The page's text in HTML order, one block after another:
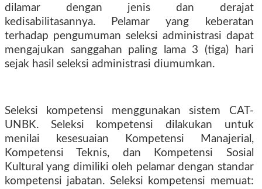
dilamar dengan jenis dan derajat
kedisabilitasannya. Pelamar yang keberatan
terhadap pengumuman seleksi administrasi dapat
mengajukan sanggahan paling lama 3 (tiga) hari
sejak hasil seleksi administrasi diumumkan.
Seleksi kompetensi menggunakan sistem CAT-
UNBK. Seleksi kompetensi dilakukan untuk
menilai kesesuaian Kompetensi Manajerial,
Kompetensi Teknis, dan Kompetensi Sosial
Kultural yang dimiliki oleh pelamar dengan standar
kompetensi jabatan. Seleksi kompetensi memuat: